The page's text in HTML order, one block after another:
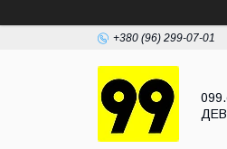
+380 (96) 299-07-01